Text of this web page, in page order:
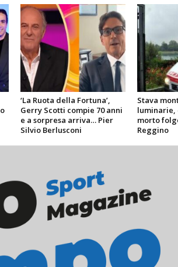
‘La Ruota della Fortuna’,
Gerry Scotti compie 70 anni
e a sorpresa arriva… Pier
Silvio Berlusconi
Stava
morto
Reggino